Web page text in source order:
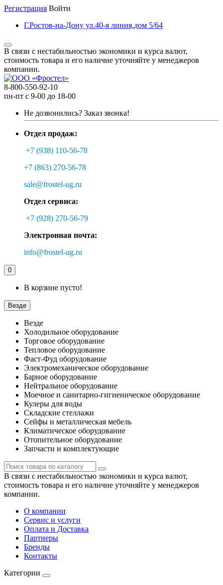
Регистрация Войти
Г.Ростов-на-Дону ул.40-я линия,дом 5/64
В связи с нестабильностью экономики и курса валют,
стоимость товара и его наличие уточняйте у менеджеров
компании.
8-800-550-92-10
пн-пт с 9-00 до 18-00
Не дозвонились? Заказ звонка!
Отдел продаж:
+7 (938) 110-56-78
+7 (863) 270-56-78
sale@frostel-ug.ru
Отдел сервиса:
+7 (928) 270-56-79
Электронная почта:
info@frostel-ug.ru
0
В корзине пусто!
Везде
Везде
Холодильное оборудование
Торговое оборудование
Тепловое оборудование
Фаст-Фуд оборудование
Электромеханическое оборудование
Барное оборудование
Нейтральное оборудование
Моечное и санитарно-гигиеническое оборудование
Кулеры для воды
Складские стеллажи
Сейфы и металлическая мебель
Климатическое оборудование
Отопительное оборудование
Запчасти и комплектующие
В связи с нестабильностью экономики и курса валют,
стоимость товара и его наличие уточняйте у менеджеров
компании.
О компании
Сервис и услуги
Оплата и Доставка
Партнеры
Бренды
Контакты
Категории